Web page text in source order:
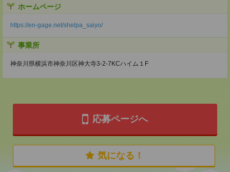
ホームページ
https://en-gage.net/shelpa_saiyo/
事業所
神奈川県横浜市神奈川区神大寺3-2-7KCハイム１F
応募ページへ
気になる！